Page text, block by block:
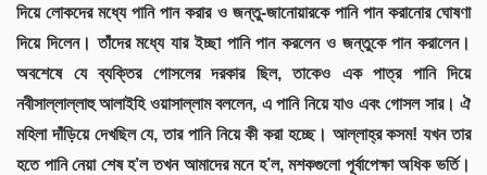
দিয়ে লোকদের মধ্যে পানি পান করার ও জন্তু-জানোয়ারকে পানি পান করানোর ঘোষণা
দিয়ে দিলেন। তাঁদের মধ্যে যার ইচ্ছা পানি পান করলেন ও জন্তুকে পান করালেন।
অবশেষে যে ব্যক্তির গোসলের দরকার ছিল, তাকেও এক পাত্র পানি দিয়ে
নবীসাল্লাল্লাহু আলাইহি ওয়াসাল্লাম বললেন, এ পানি নিয়ে যাও এবং গোসল সার। ঐ
মহিলা দাঁড়িয়ে দেখছিল যে, তার পানি নিয়ে কী করা হচ্ছে। আল্লাহ্র কসম! যখন তার
হতে পানি নেয়া শেষ হ’ল তখন আমাদের মনে হ’ল, মশকগুলো পূর্বাপেক্ষা অধিক ভর্তি।